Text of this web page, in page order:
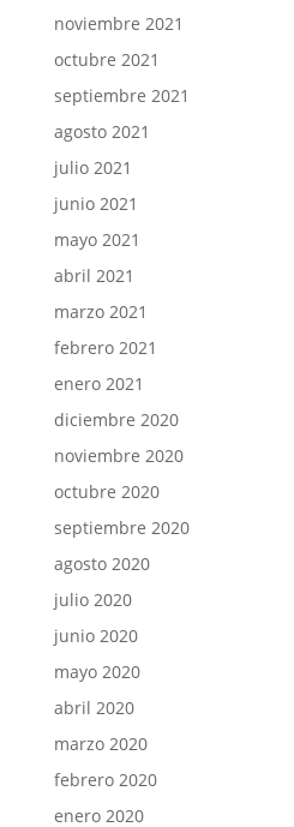
noviembre 2021
octubre 2021
septiembre 2021
agosto 2021
julio 2021
junio 2021
mayo 2021
abril 2021
marzo 2021
febrero 2021
enero 2021
diciembre 2020
noviembre 2020
octubre 2020
septiembre 2020
agosto 2020
julio 2020
junio 2020
mayo 2020
abril 2020
marzo 2020
febrero 2020
enero 2020